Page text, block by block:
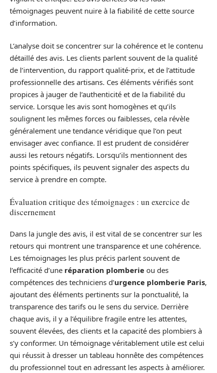
témoignages peuvent nuire à la fiabilité de cette source
d’information.
L’analyse doit se concentrer sur la cohérence et le contenu
détaillé des avis. Les clients parlent souvent de la qualité
de l’intervention, du rapport qualité-prix, et de l’attitude
professionnelle des artisans. Ces éléments vérifiés sont
propices à jauger de l’authenticité et de la fiabilité du
service. Lorsque les avis sont homogènes et qu’ils
soulignent les mêmes forces ou faiblesses, cela révèle
généralement une tendance véridique que l’on peut
envisager avec confiance. Il est prudent de considérer
aussi les retours négatifs. Lorsqu’ils mentionnent des
points spécifiques, ils peuvent signaler des aspects du
service à prendre en compte.
Évaluation critique des témoignages : un exercice de
discernement
Dans la jungle des avis, il est vital de se concentrer sur les
retours qui montrent une transparence et une cohérence.
Les témoignages les plus précis parlent souvent de
l’efficacité d’une réparation plomberie ou des
compétences des techniciens d’urgence plomberie Paris,
ajoutant des éléments pertinents sur la ponctualité, la
transparence des tarifs ou le sens du service. Derrière
chaque avis, il y a l’équilibre fragile entre les attentes,
souvent élevées, des clients et la capacité des plombiers à
s’y conformer. Un témoignage véritablement utile est celui
qui réussit à dresser un tableau honnête des compétences
du professionnel tout en adressant les aspects à améliorer.